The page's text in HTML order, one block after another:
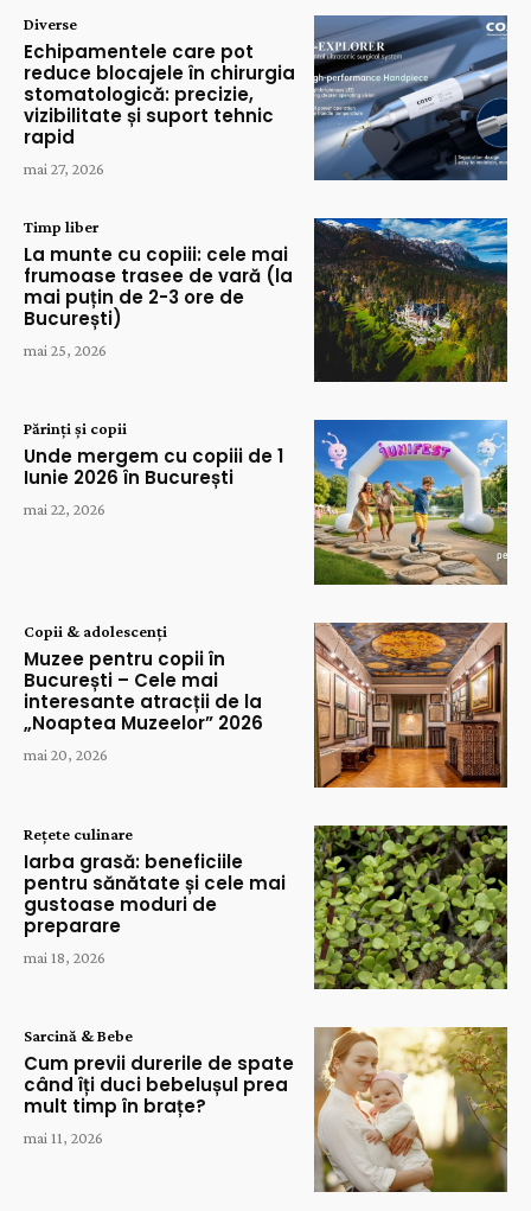
Diverse
Echipamentele care pot
reduce blocajele în chirurgia
stomatologică: precizie,
vizibilitate și suport tehnic
rapid
mai 27, 2026
Timp liber
La munte cu copiii: cele mai
frumoase trasee de vară (la
mai puțin de 2-3 ore de
București)
mai 25, 2026
Părinți și copii
Unde mergem cu copiii de 1
Iunie 2026 în București
mai 22, 2026
Copii & adolescenți
Muzee pentru copii în
București – Cele mai
interesante atracții de la
„Noaptea Muzeelor” 2026
mai 20, 2026
Rețete culinare
Iarba grasă: beneficiile
pentru sănătate și cele mai
gustoase moduri de
preparare
mai 18, 2026
Sarcină & Bebe
Cum previi durerile de spate
când îți duci bebelușul prea
mult timp în brațe?
mai 11, 2026